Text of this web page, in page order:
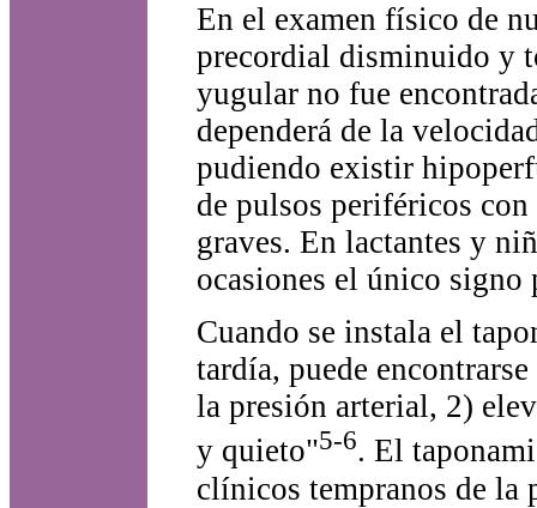
En el examen físico de
precordial disminuido y
yugular no fue
dependerá de la
pudiendo existir
de pulsos periféricos
graves. En lactantes y
ocasiones el único signo
Cuando se instala el
tardía, puede
la presión arterial, 2)
y quieto"5-6. El
clínicos tempranos de la